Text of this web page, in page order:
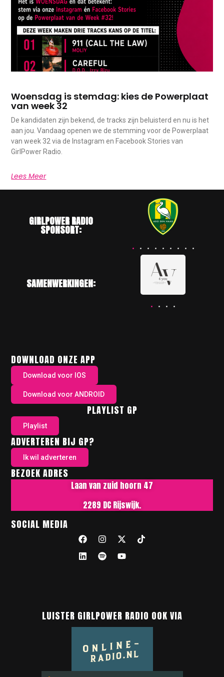
Woensdag is stemdag: kies de Powerplaat
van week 32
De kandidaten zijn bekend, de tracks zijn beluisterd en nu is het
aan jou. Vandaag openen we de stemming voor de Powerplaat
van week 32 via de Instagram en Facebook Stories van
GirlPower Radio.
Lees Meer
GIRLPOWER RADIO
SPONSORT:
SAMENWERKINGEN:
DOWNLOAD ONZE APP
Download voor IOS
Download voor ANDROID
PLAYLIST GP
Playlist
ADVERTEREN BIJ GP?
Ik wil adverteren
BEZOEK ADRES
Laan van zuid hoorn 47
2289 DC Rijswijk.
SOCIAL MEDIA
LUISTER GIRLPOWER RADIO OOK VIA